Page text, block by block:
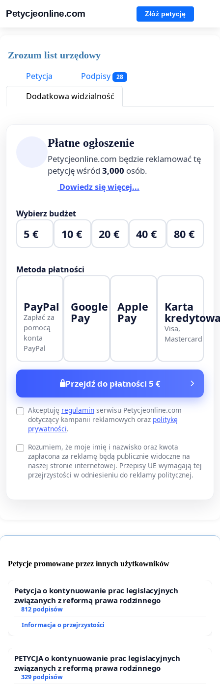
Petycjeonline.com Złóż petycję
Zrozum list urzędowy
Petycja
Podpisy 28
Dodatkowa widzialność
Płatne ogłoszenie
Petycjeonline.com będzie reklamować tę
petycję wśród 3,000 osób.
Dowiedz się więcej...
Wybierz budżet
5 € 10 € 20 € 40 € 80 €
Metoda płatności
PayPal
Zapłać za
pomocą
konta
PayPal
Google
Pay
Apple
Pay
Karta
Visa,
Mastercard
Przejdź do płatności 5 €
Akceptuję regulamin serwisu Petycjeonline.com
dotyczący kampanii reklamowych oraz politykę
prywatności.
Rozumiem, że moje imię i nazwisko oraz kwota
zapłacona za reklamę będą publicznie widoczne na
naszej stronie internetowej. Przepisy UE wymagają tej
przejrzystości w odniesieniu do reklamy politycznej.
Petycje promowane przez innych użytkowników
Petycja o kontynuowanie prac legislacyjnych
związanych z reformą prawa rodzinnego
812 podpisów
Informacja o przejrzystości
PETYCJA o kontynuowanie prac legislacyjnych
związanych z reformą prawa rodzinnego
329 podpisów